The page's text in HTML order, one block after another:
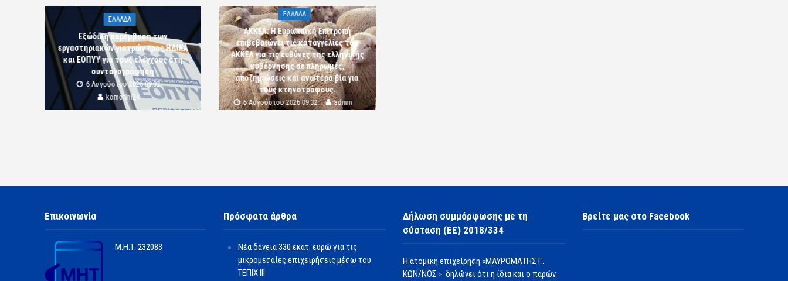
ΕΛΛΑΔΑ
Εξώδικη παρέμβαση των
εργαστηριακών γιατρών προς ΗΔΙΚΑ
και ΕΟΠΥΥ για τους ελέγχους στη
συνταγογράφηση
6 Αυγούστου 2026 09:32
komotini24
ΕΛΛΑΔΑ
ΑΚΚΕΛ: Η Ευρωπαϊκή Επιτροπή
επιβεβαιώνει τις καταγγελίες του
ΑΚΚΕΛ για τις ευθύνες της ελληνικής
κυβέρνησης σε πληρωμές,
αποζημιώσεις και ανωτέρα βία για
τους κτηνοτρόφους.
6 Αυγούστου 2026 09:32 admin
Επικοινωνία
Μ.Η.Τ. 232083
Πρόσφατα άρθρα
Νέα δάνεια 330 εκατ. ευρώ για τις
μικρομεσαίες επιχειρήσεις μέσω του
ΤΕΠΙΧ ΙΙΙ
Δήλωση συμμόρφωσης με τη
σύσταση (ΕΕ) 2018/334
Η ατομική επιχείρηση «ΜΑΥΡΟΜΑΤΗΣ Γ.
ΚΩΝ/ΝΟΣ » δηλώνει ότι η ίδια και ο παρών
Βρείτε μας στο Facebook